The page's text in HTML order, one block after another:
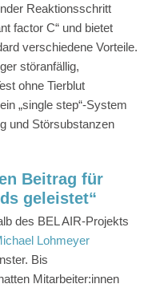
Reaktionsschritt
factor C“ und bietet
verschiedene Vorteile.
störanfällig,
ohne Tierblut
„single step“-System
und Störsubstanzen
Beitrag für
geleistet“
des BEL AIR-Projekts
Lohmeyer
Bis
Mitarbeiter:innen